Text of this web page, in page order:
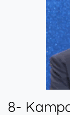
8-